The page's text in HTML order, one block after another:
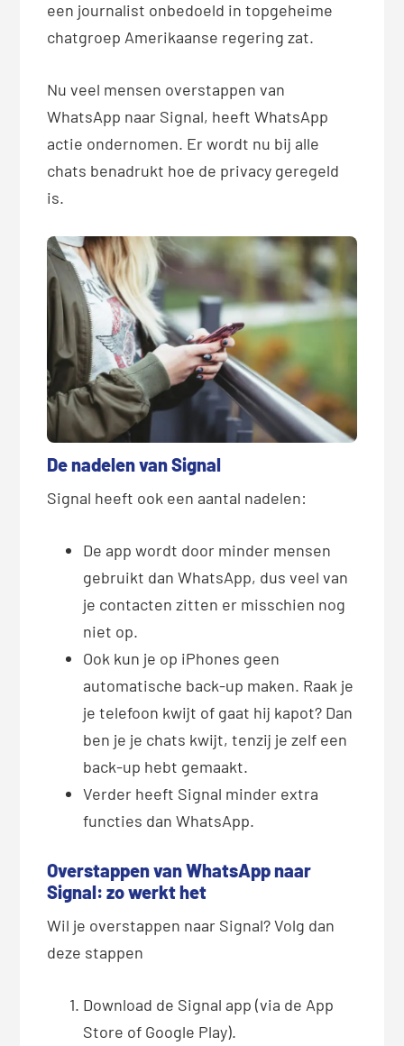
een journalist onbedoeld in topgeheime
chatgroep Amerikaanse regering zat.
Nu veel mensen overstappen van
WhatsApp naar Signal, heeft WhatsApp
actie ondernomen. Er wordt nu bij alle
chats benadrukt hoe de privacy geregeld
is.
De nadelen van Signal
Signal heeft ook een aantal nadelen:
De app wordt door minder mensen
gebruikt dan WhatsApp, dus veel van
je contacten zitten er misschien nog
niet op.
Ook kun je op iPhones geen
automatische back-up maken. Raak je
je telefoon kwijt of gaat hij kapot? Dan
ben je je chats kwijt, tenzij je zelf een
back-up hebt gemaakt.
Verder heeft Signal minder extra
functies dan WhatsApp.
Overstappen van WhatsApp naar
Signal: zo werkt het
Wil je overstappen naar Signal? Volg dan
deze stappen
Download de Signal app (via de App
Store of Google Play).